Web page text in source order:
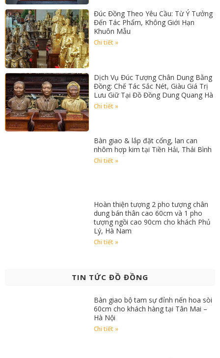
Đúc Đồng Theo Yêu Cầu: Từ Ý Tưởng
Đến Tác Phẩm, Không Giới Hạn
Khuôn Mẫu
Chi tiết »
Dịch Vụ Đúc Tượng Chân Dung Bằng
Đồng: Chế Tác Sắc Nét, Giàu Giá Trị
Lưu Giữ Tại Đồ Đồng Dung Quang Hà
Chi tiết »
Bàn giao & lắp đặt cổng, lan can
nhôm hợp kim tại Tiền Hải, Thái Bình
Chi tiết »
Hoàn thiện tượng 2 pho tượng chân
dung bán thân cao 60cm và 1 pho
tượng ngồi cao 90cm cho khách Phủ
Lý, Hà Nam
Chi tiết »
TIN TỨC ĐỒ ĐỒNG
Bàn giao bộ tam sự đỉnh nến hoa sòi
60cm cho khách hàng tại Tân Mai –
Hà Nội
Chi tiết »